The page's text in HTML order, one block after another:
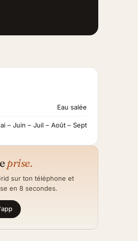
Eau salée
– Juin – Juil – Août – Sept
prise.
sur ton téléphone et
en 8 secondes.